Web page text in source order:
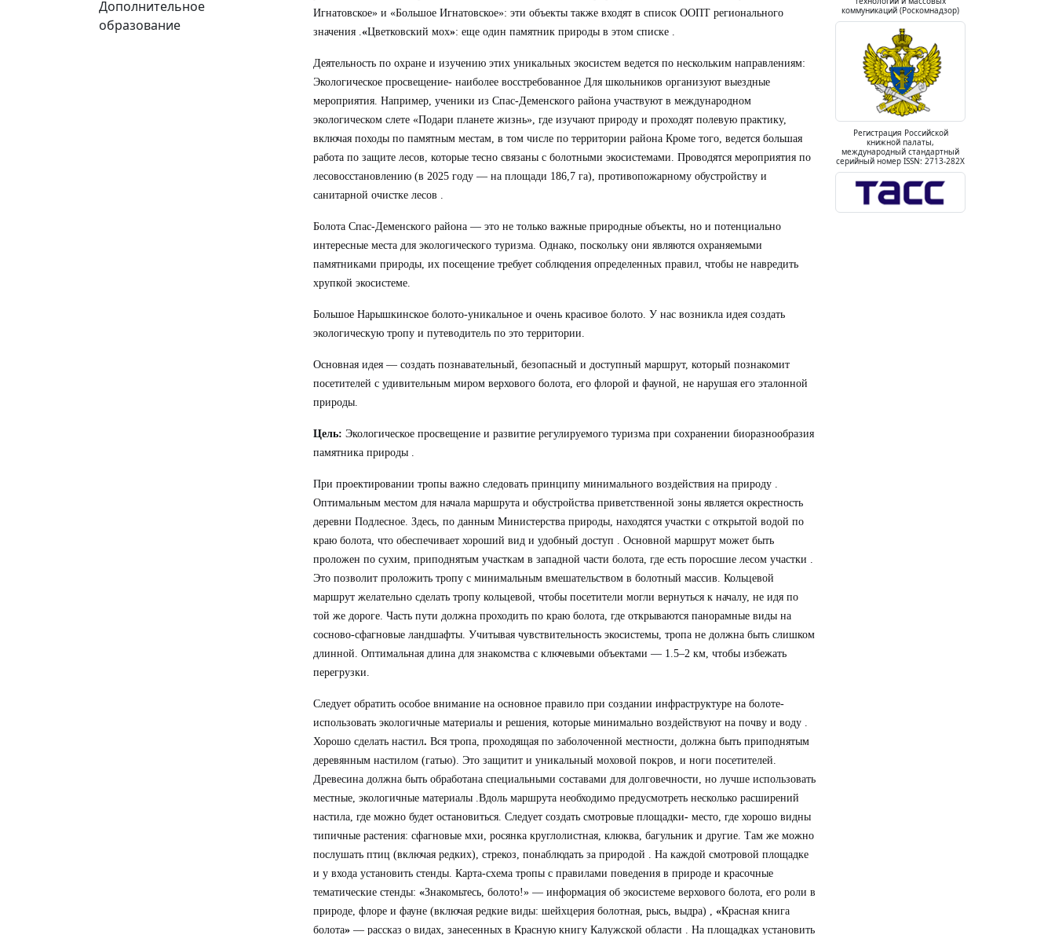
Дополнительное
образование
Игнатовское» и «Большое Игнатовское»: эти объекты также входят в список ООПТ регионального
значения .«Цветковский мох»: еще один памятник природы в этом списке .
Деятельность по охране и изучению этих уникальных экосистем ведется по нескольким направлениям:
Экологическое просвещение- наиболее восстребованное Для школьников организуют выездные
мероприятия. Например, ученики из Спас-Деменского района участвуют в международном
экологическом слете «Подари планете жизнь», где изучают природу и проходят полевую практику,
включая походы по памятным местам, в том числе по территории района Кроме того, ведется большая
работа по защите лесов, которые тесно связаны с болотными экосистемами. Проводятся мероприятия по
лесовосстановлению (в 2025 году — на площади 186,7 га), противопожарному обустройству и
санитарной очистке лесов .
Болота Спас-Деменского района — это не только важные природные объекты, но и потенциально
интересные места для экологического туризма. Однако, поскольку они являются охраняемыми
памятниками природы, их посещение требует соблюдения определенных правил, чтобы не навредить
хрупкой экосистеме.
Большое Нарышкинское болото-уникальное и очень красивое болото. У нас возникла идея создать
экологическую тропу и путеводитель по это территории.
Основная идея — создать познавательный, безопасный и доступный маршрут, который познакомит
посетителей с удивительным миром верхового болота, его флорой и фауной, не нарушая его эталонной
природы.
Цель: Экологическое просвещение и развитие регулируемого туризма при сохранении биоразнообразия
памятника природы .
При проектировании тропы важно следовать принципу минимального воздействия на природу .
Оптимальным местом для начала маршрута и обустройства приветственной зоны является окрестность
деревни Подлесное. Здесь, по данным Министерства природы, находятся участки с открытой водой по
краю болота, что обеспечивает хороший вид и удобный доступ . Основной маршрут может быть
проложен по сухим, приподнятым участкам в западной части болота, где есть поросшие лесом участки .
Это позволит проложить тропу с минимальным вмешательством в болотный массив. Кольцевой
маршрут желательно сделать тропу кольцевой, чтобы посетители могли вернуться к началу, не идя по
той же дороге. Часть пути должна проходить по краю болота, где открываются панорамные виды на
сосново-сфагновые ландшафты. Учитывая чувствительность экосистемы, тропа не должна быть слишком
длинной. Оптимальная длина для знакомства с ключевыми объектами — 1.5–2 км, чтобы избежать
перегрузки.
Следует обратить особое внимание на основное правило при создании инфраструктуре на болоте-
использовать экологичные материалы и решения, которые минимально воздействуют на почву и воду .
Хорошо сделать настил. Вся тропа, проходящая по заболоченной местности, должна быть приподнятым
деревянным настилом (гатью). Это защитит и уникальный моховой покров, и ноги посетителей.
Древесина должна быть обработана специальными составами для долговечности, но лучше использовать
местные, экологичные материалы .Вдоль маршрута необходимо предусмотреть несколько расширений
настила, где можно будет остановиться. Следует создать смотровые площадки- место, где хорошо видны
типичные растения: сфагновые мхи, росянка круглолистная, клюква, багульник и другие. Там же можно
послушать птиц (включая редких), стрекоз, понаблюдать за природой . На каждой смотровой площадке
и у входа установить стенды. Карта-схема тропы с правилами поведения в природе и красочные
тематические стенды: «Знакомьтесь, болото!» — информация об экосистеме верхового болота, его роли в
природе, флоре и фауне (включая редкие виды: шейхцерия болотная, рысь, выдра) , «Красная книга
болота» — рассказ о видах, занесенных в Красную книгу Калужской области . На площадках установить
коммуникаций (Роскомнадзор)
Регистрация Российской
книжной палаты,
международный стандартный
серийный номер ISSN: 2713-282X